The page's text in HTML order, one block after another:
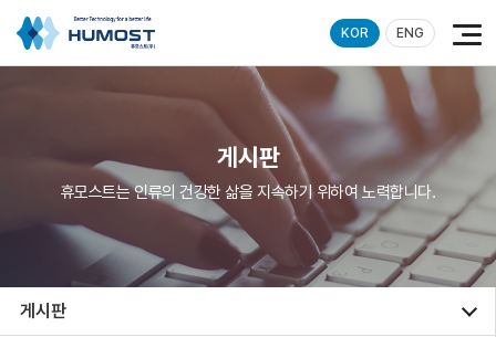
KOR ENG
게시판
휴모스트는 인류의 건강한 삶을 지속하기 위하여 노력합니다.
게시판